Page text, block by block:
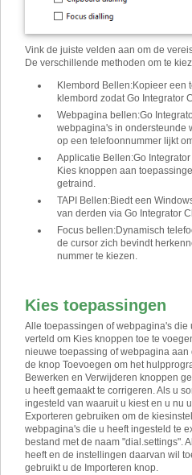
Vink de juiste velden aan om de
De verschillende methoden om te
Klembord Bellen:Kopieer een
klembord zodat Go Integrator
Webpagina bellen:Go
webpagina's in ondersteunde
op een telefoonnummer lijkt
Applicatie Bellen:Go
Kies knoppen aan
getraind.
TAPI Bellen:Biedt een
van derden via Go Integrator
Focus bellen:Dynamisch
de cursor zich bevindt
nummer te kiezen.
Kies toepassingen
Alle toepassingen of webpagina's die
verteld om Kies knoppen toe te
nieuwe toepassing of webpagina aan
de knop Toevoegen om het
Bewerken en Verwijderen knoppen
u heeft gemaakt te corrigeren. Als u
ingesteld van waaruit u kiest en u nu
Exporteren gebruiken om de
webpagina's die u heeft ingesteld te
bestand met de naam "dial.settings".
heeft en de instellingen daarvan wil
gebruikt u de Importeren knop.